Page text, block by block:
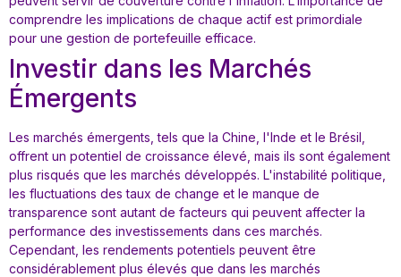
comprendre les implications de chaque actif est primordiale
pour une gestion de portefeuille efficace.
Investir dans les Marchés
Émergents
Les marchés émergents, tels que la Chine, l'Inde et le Brésil,
offrent un potentiel de croissance élevé, mais ils sont également
plus risqués que les marchés développés. L'instabilité politique,
les fluctuations des taux de change et le manque de
transparence sont autant de facteurs qui peuvent affecter la
performance des investissements dans ces marchés.
Cependant, les rendements potentiels peuvent être
considérablement plus élevés que dans les marchés